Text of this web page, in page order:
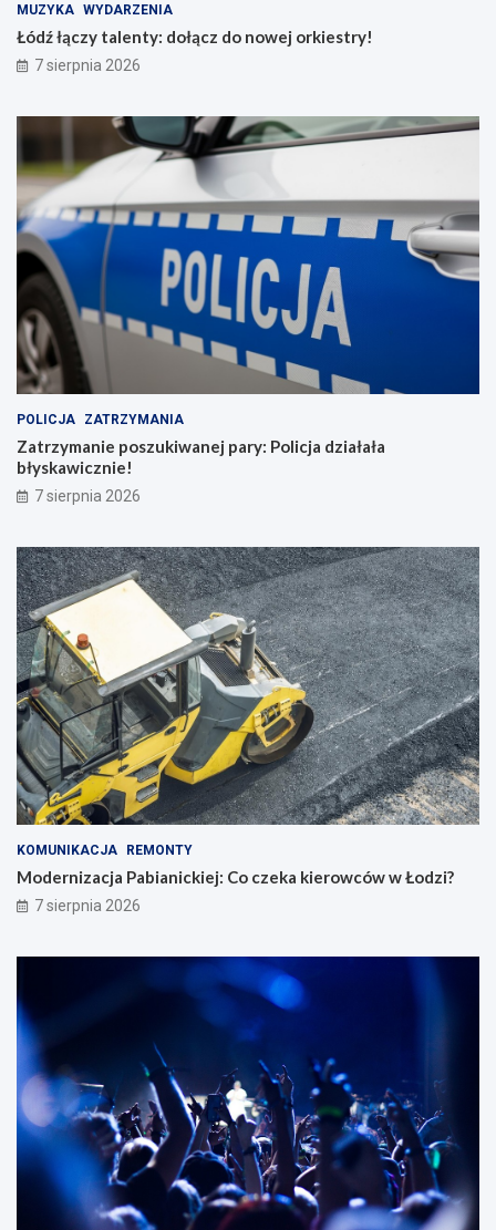
MUZYKA WYDARZENIA
Łódź łączy talenty: dołącz do nowej orkiestry!
7 sierpnia 2026
POLICJA ZATRZYMANIA
Zatrzymanie poszukiwanej pary: Policja działała
błyskawicznie!
7 sierpnia 2026
KOMUNIKACJA REMONTY
Modernizacja Pabianickiej: Co czeka kierowców w Łodzi?
7 sierpnia 2026